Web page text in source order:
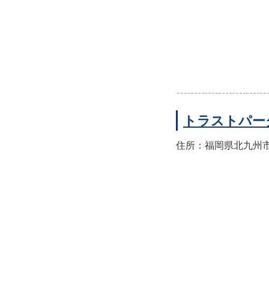
トラストパ
住所：福岡県北九州